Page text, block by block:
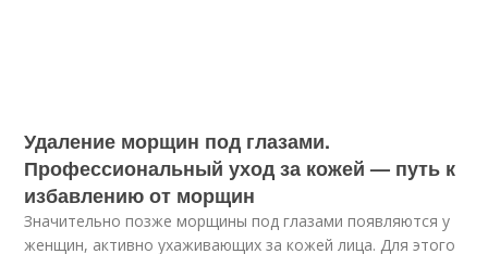
Удаление морщин под глазами.
Профессиональный уход за кожей — путь к
избавлению от морщин
Значительно позже морщины под глазами появляются у
женщин, активно ухаживающих за кожей лица. Для этого